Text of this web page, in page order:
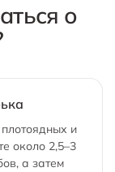
о
и
около 2,5–3
а затем